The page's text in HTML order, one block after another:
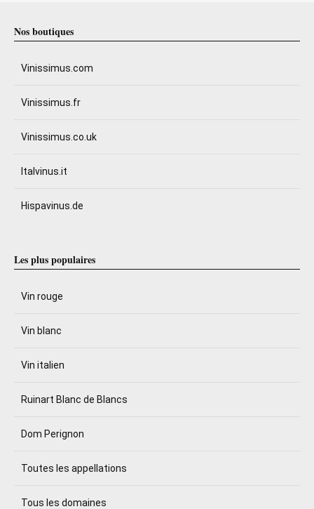
Nos boutiques
Vinissimus.com
Vinissimus.fr
Vinissimus.co.uk
Italvinus.it
Hispavinus.de
Les plus populaires
Vin rouge
Vin blanc
Vin italien
Ruinart Blanc de Blancs
Dom Perignon
Toutes les appellations
Tous les domaines